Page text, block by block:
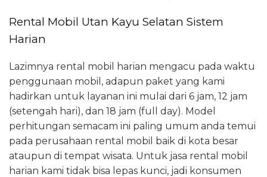
Rental Mobil Utan Kayu Selatan Sistem
Harian
Lazimnya rental mobil harian mengacu pada waktu
penggunaan mobil, adapun paket yang kami
hadirkan untuk layanan ini mulai dari 6 jam, 12 jam
(setengah hari), dan 18 jam (full day). Model
perhitungan semacam ini paling umum anda temui
pada perusahaan rental mobil baik di kota besar
ataupun di tempat wisata. Untuk jasa rental mobil
harian kami tidak bisa lepas kunci, jadi konsumen